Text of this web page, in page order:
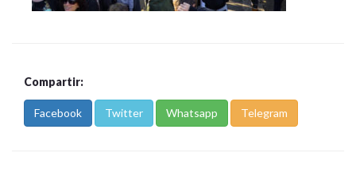
Compartir:
Facebook Twitter Whatsapp Telegram